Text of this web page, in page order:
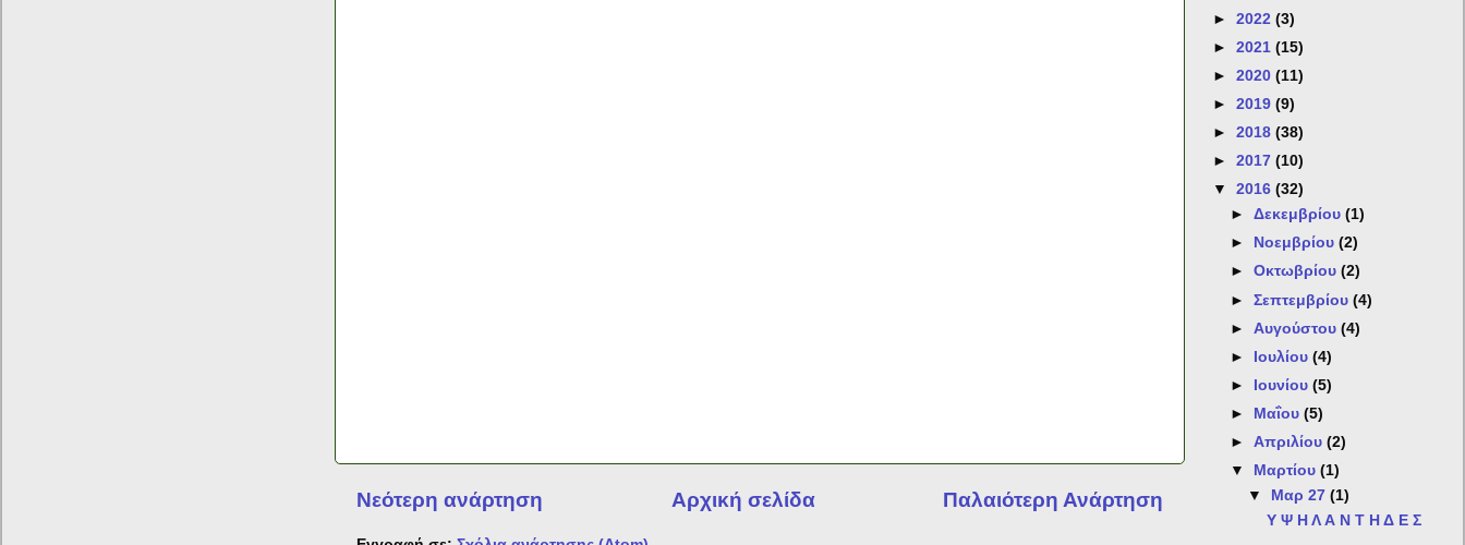
Νεότερη ανάρτηση Παλαιότερη Ανάρτηση
Αρχική σελίδα
► 2022 (3)
► 2021 (15)
► 2020 (11)
► 2019 (9)
► 2018 (38)
► 2017 (10)
▼ 2016 (32)
►Δεκεμβρίου(1)
►
Νοεμβρίου(2)
►Οκτωβρίου(2)
►Σεπτεμβρίου(4)
► Αυγούστου(4)
►
Ιουλίου(4)
►
Ιουνίου(5)
►
Μαΐου(5)
►Απριλίου(2)
▼
Μαρτίου(1)
▼
Μαρ 27(1)
Υ Ψ Η Λ Α Ν Τ Η Δ Ε Σ